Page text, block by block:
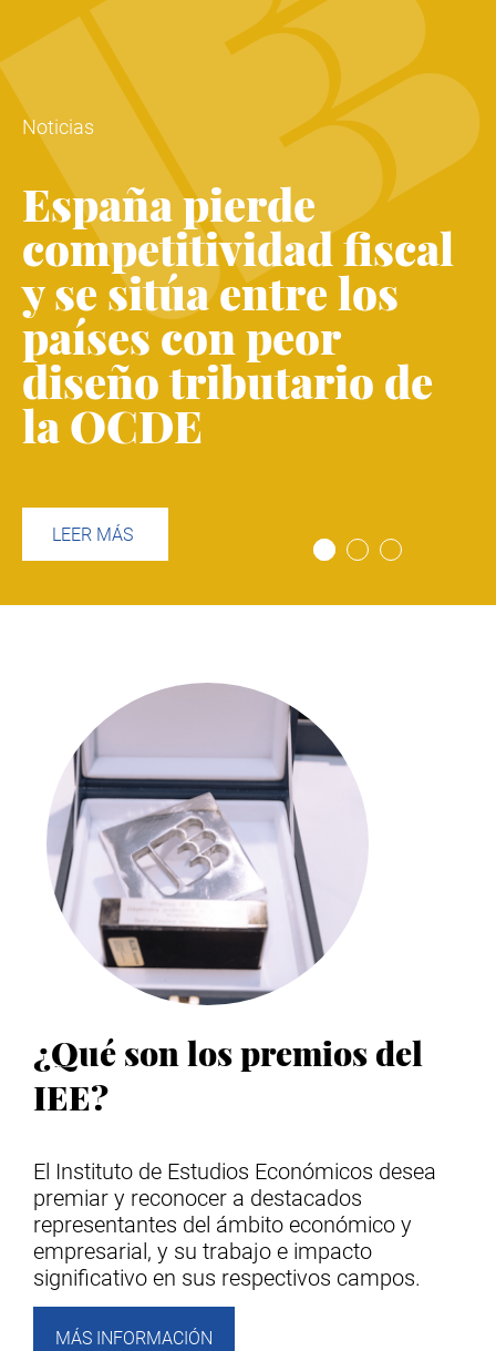
Noticias
España pierde
competitividad fiscal
y se sitúa entre los
países con peor
diseño tributario de
la OCDE
LEER MÁS
¿Qué son los premios del
IEE?
El Instituto de Estudios Económicos desea
premiar y reconocer a destacados
representantes del ámbito económico y
empresarial, y su trabajo e impacto
significativo en sus respectivos campos.
MÁS INFORMACIÓN